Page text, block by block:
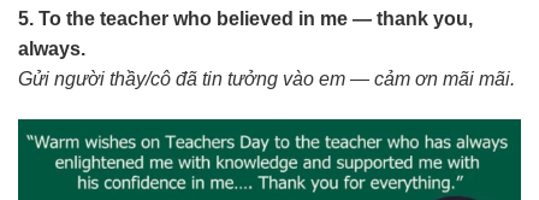
5. To the teacher who believed in me — thank you,
always.
Gửi người thầy/cô đã tin tưởng vào em — cảm ơn mãi mãi.